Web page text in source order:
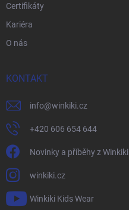
Certifikáty
Kariéra
O nás
KONTAKT
info@winkiki.cz
+420 606 654 644
Novinky a příběhy z Winkiki
winkiki.cz
Winkiki Kids Wear